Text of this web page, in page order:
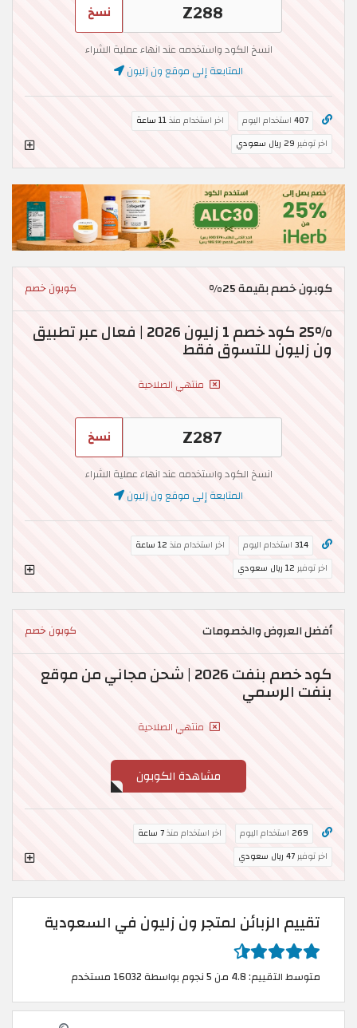
نسخ
انسخ الكود واستخدمه عند انهاء عملية الشراء
المتابعة إلى موقع ون زليون
407 استخدام اليوم اخر استخدام منذ11 ساعة
اخر توفير 29 ريال سعودي
كوبون خصم بقيمة 25% كوبون خصم
25% كود خصم 1 زليون 2026 | فعال عبر تطبيق
ون زليون للتسوق فقط
منتهي الصلاحية
نسخ
انسخ الكود واستخدمه عند انهاء عملية الشراء
المتابعة إلى موقع ون زليون
314 استخدام اليوم اخر استخدام منذ 12 ساعة
اخر توفير 12 ريال سعودي
أفضل العروض والخصومات كوبون خصم
كود خصم بنفت 2026 | شحن مجاني من موقع
بنفت الرسمي
منتهي الصلاحية
مشاهدة الكوبون
269 استخدام اليوم اخر استخدام منذ7 ساعة
اخر توفير47 ريال سعودي
تقييم الزبائن لمتجر ون زليون في السعودية
متوسط التقييم: 4.8 من 5 نجوم بواسطة 16032 مستخدم